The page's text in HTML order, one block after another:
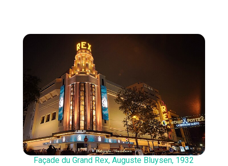
Façade du Grand Rex, Auguste Bluysen, 1932